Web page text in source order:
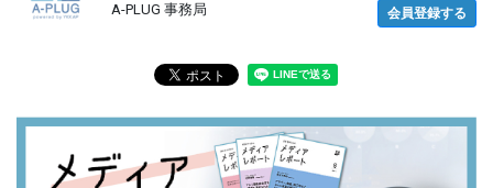
A-PLUG 事務局
会員登録する